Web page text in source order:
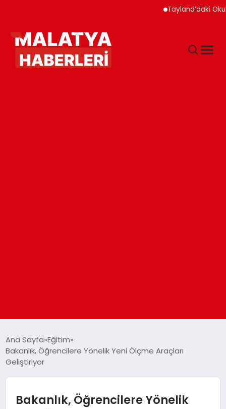
Tayland’daki Okul
GÜNDEM
DÜNYA
Ana Sayfa Eğitim
Bakanlık, Öğrencilere Yönelik Yeni Ölçme Araçları
Geliştiriyor
Bakanlık, Öğrencilere Yönelik